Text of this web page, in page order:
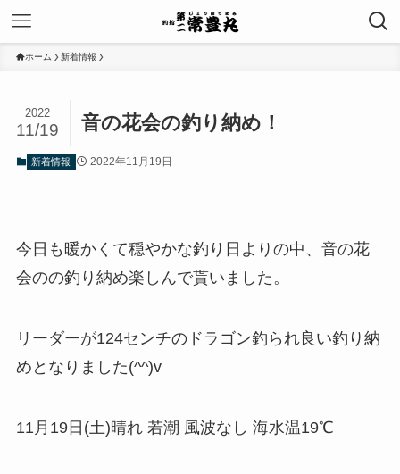
ホーム 新着情報
音の花会の釣り納め！
2022
11/19
新着情報 2022年11月19日
今日も暖かくて穏やかな釣り日よりの中、音の花
会のの釣り納め楽しんで貰いました。
リーダーが124センチのドラゴン釣られ良い釣り納
めとなりました(^^)v
11月19日(土)晴れ 若潮 風波なし 海水温19℃